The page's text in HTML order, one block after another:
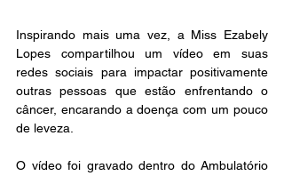
Inspirando mais uma vez, a Miss Ezabely
Lopes compartilhou um vídeo em suas
redes sociais para impactar positivamente
outras pessoas que estão enfrentando o
câncer, encarando a doença com um pouco
de leveza.
O vídeo foi gravado dentro do Ambulatório